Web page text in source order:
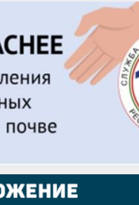
28 августа
Чингиз Мустафаев
29 августа
Надежда Рослова
1 сентября
Гали Хасанов
Владислав Тома